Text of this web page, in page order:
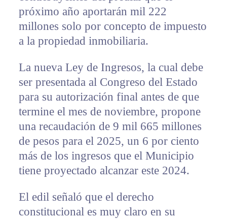
próximo año aportarán mil 222
millones solo por concepto de impuesto
a la propiedad inmobiliaria.
La nueva Ley de Ingresos, la cual debe
ser presentada al Congreso del Estado
para su autorización final antes de que
termine el mes de noviembre, propone
una recaudación de 9 mil 665 millones
de pesos para el 2025, un 6 por ciento
más de los ingresos que el Municipio
tiene proyectado alcanzar este 2024.
El edil señaló que el derecho
constitucional es muy claro en su